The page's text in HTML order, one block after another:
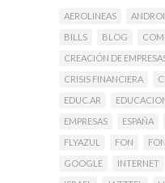
AEROLINEAS
BILLS
BLOG
CREACIÓN DE
CRISIS FINANCIERA
EDUC.AR
EMPRESAS
ESPAÑA
FLYAZUL
FON
GOOGLE
INTERNET